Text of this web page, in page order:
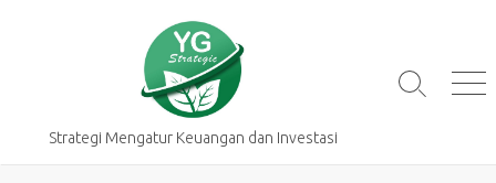
Strategi Mengatur Keuangan dan Investasi
Search